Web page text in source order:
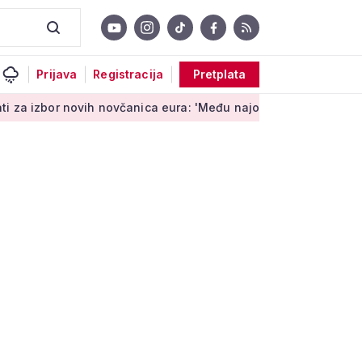
Prijava Registracija Pretplata
novčanica eura: 'Među najopipljivijim su izrazima Europe'